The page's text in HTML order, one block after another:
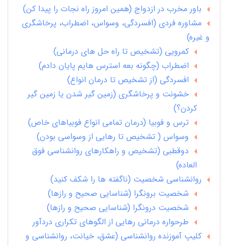
باور مخرب در ازدواج (همین امروز راه نجات را پیدا کن)
مشاوره فردی (افسردگی، وسواس، اضطراب، پرخاشگری
و غیره)
کمرویی (تشخیص تا راه حل های درمانی)
اضطراب (چگونه بعه استرس هایم پایان دادم)
افسردگی (از تشخیص تا درمان انواع)
خشونت و پرخاشگری (زمین گیر شدن یا زمین گیر
کردن؟)
ترس و فوبیا (درمان تمامی انواع فوبیاهای خاص)
وسواس ( تشخیص تا رهایی از وسواسی بودن)
دوقطبی (تشخیص و راهکارهای روانشناسی فوق
العاده)
روانشناسی شخصیت (ناگفته ها را شکف کنید)
شخصیت برونگرا (شناسایی صحیح و رازها)
شخصیت درونگرا (شناسایی صحیح و رازها)
طرحواره درمانی رهایی از الگوهای تکراری دردآور
کلیپ آموزنده روانشناسی (عشق، خیانت، روانشناسی و